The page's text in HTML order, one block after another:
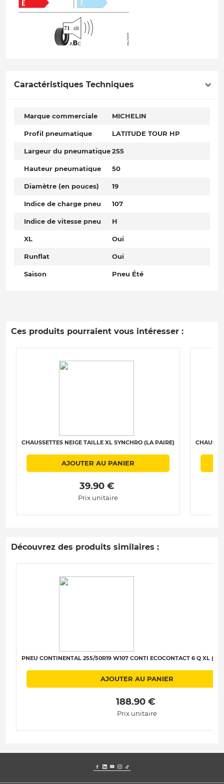
Caractéristiques Techniques
Marque commerciale MICHELIN
Profil pneumatique LATITUDE TOUR HP
Largeur du pneumatique255
Hauteur pneumatique 50
Diamètre (en pouces) 19
Indice de charge pneu 107
Indice de vitesse pneu H
XL Oui
Runflat Oui
Saison Pneu Été
Ces produits pourraient vous intéresser :
CHAUSSETTES NEIGE TAILLE XL SYNCHRO (LA PAIRE)
AJOUTER AU PANIER
39.90 €
Prix unitaire
Découvrez des produits similaires :
PNEU CONTINENTAL 255/50R19 W107 CONTI ECOCONTACT 6 Q XL
AJOUTER AU PANIER
188.90 €
Prix unitaire